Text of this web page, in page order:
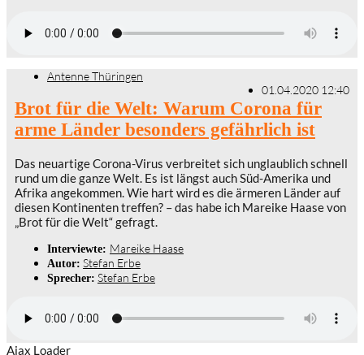
Antenne Thüringen
01.04.2020 12:40
Brot für die Welt: Warum Corona für
arme Länder besonders gefährlich ist
Das neuartige Corona-Virus verbreitet sich unglaublich schnell
rund um die ganze Welt. Es ist längst auch Süd-Amerika und
Afrika angekommen. Wie hart wird es die ärmeren Länder auf
diesen Kontinenten treffen? – das habe ich Mareike Haase von
„Brot für die Welt“ gefragt.
Interviewte: Mareike Haase
Autor: Stefan Erbe
Sprecher: Stefan Erbe
Ajax Loader